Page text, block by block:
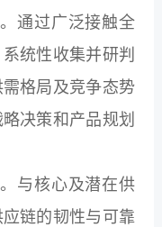
通过广泛接触全
统性收集并研判
格局及竞争态势
决策和产品规划
与核心及潜在供
链的韧性与可靠